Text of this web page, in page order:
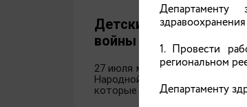
Детский
войны в Донбассе
27 июля мы вспоминаем
Народной Республики
которые погибли под огнем
Департаменту
1. Провести
региональном
Департаменту